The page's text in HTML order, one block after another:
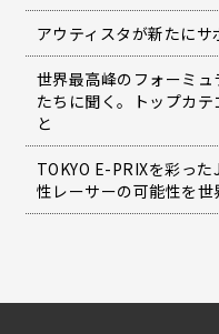
アウティスタが新たに
世界最高峰のフォーミ
たちに聞く。トップカ
と
TOKYO E-PRIXを彩っ
性レーサーの可能性を世